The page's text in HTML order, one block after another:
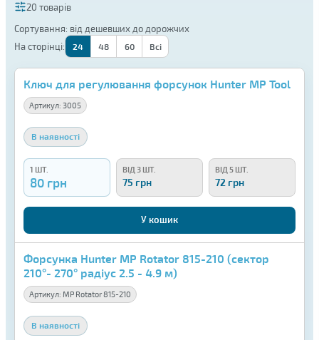
20 товарів
Сортування: від дешевших до дорожчих
На сторінці:
24 48 60 Всі
Ключ для регулювання форсунок Hunter MP Tool
Артикул: 3005
В наявності
1 ШТ.
80 грн
ВІД 3 ШТ.
75 грн
ВІД 5 ШТ.
72 грн
У кошик
Форсунка Hunter MP Rotator 815-210 (сектор
210°- 270° радіус 2.5 - 4.9 м)
Артикул: MP Rotator 815-210
В наявності